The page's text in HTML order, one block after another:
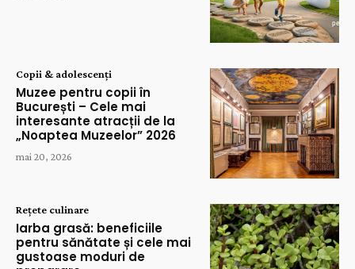
Copii & adolescenți
Muzee pentru copii în
București – Cele mai
interesante atracții de la
„Noaptea Muzeelor” 2026
mai 20, 2026
Rețete culinare
Iarba grasă: beneficiile
pentru sănătate și cele mai
gustoase moduri de